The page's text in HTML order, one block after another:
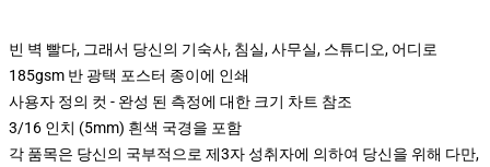
빈 벽 빨다, 그래서 당신의 기숙사, 침실, 사무실, 스튜디오, 어디로
185gsm 반 광택 포스터 종이에 인쇄
사용자 정의 컷 - 완성 된 측정에 대한 크기 차트 참조
3/16 인치 (5mm) 흰색 국경을 포함
각 품목은 당신의 국부적으로 제3자 성취자에 의하여 당신을 위해 다만,